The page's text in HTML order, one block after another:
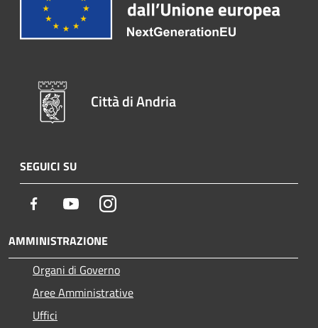
Città di Andria
SEGUICI SU
Facebook YoutubeInstagram
AMMINISTRAZIONE
Organi di Governo
Aree Amministrative
Uffici